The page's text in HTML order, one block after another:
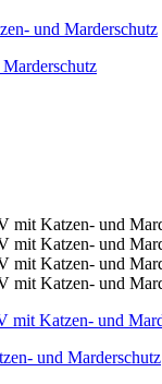
und Marderschutz